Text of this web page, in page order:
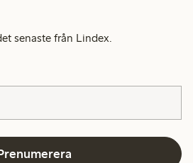
senaste från Lindex.